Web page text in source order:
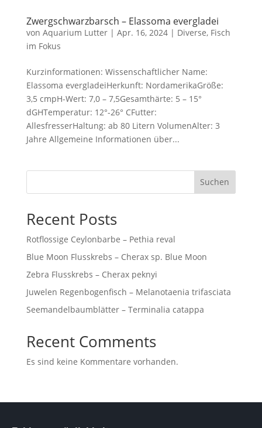
Zwergschwarzbarsch – Elassoma evergladei
von Aquarium Lutter| Apr. 16, 2024| Diverse, Fisch
im Fokus
Kurzinformationen: Wissenschaftlicher Name:
Elassoma evergladeiHerkunft: NordamerikaGröße:
3,5 cmpH-Wert: 7,0 – 7,5Gesamthärte: 5 – 15°
dGHTemperatur: 12°-26° CFutter:
AllesfresserHaltung: ab 80 Litern VolumenAlter: 3
Jahre Allgemeine Informationen über...
Suchen
Recent Posts
Rotflossige Ceylonbarbe – Pethia reval
Blue Moon Flusskrebs – Cherax sp. Blue Moon
Zebra Flusskrebs – Cherax peknyi
Juwelen Regenbogenfisch – Melanotaenia trifasciata
Seemandelbaumblätter – Terminalia catappa
Recent Comments
Es sind keine Kommentare vorhanden.